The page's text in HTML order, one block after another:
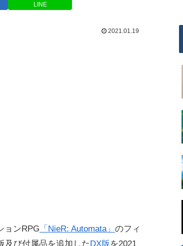
LINE
2021.01.19
ョンRPG 「NieR: Automata」 のフィ
及び付属品を追加したDX版 を2021